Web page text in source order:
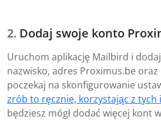
Dodaj swoje konto
Uruchom aplikację Mailbird i
nazwisko, adres Proximus.be oraz
poczekaj na skonfigurowanie
zrób to ręcznie, korzystając z tych
będziesz mógł dodać więcej kont